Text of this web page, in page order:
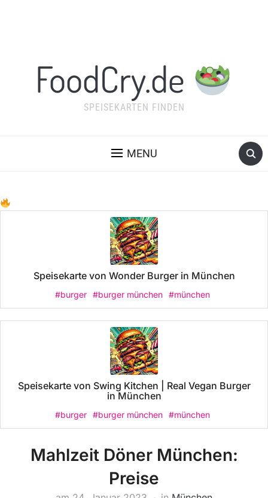
FoodCry.de
SPEISEKARTEN FINDEN
MENU
Speisekarte von Wonder Burger in München
#burger #burger münchen #münchen
Speisekarte von Swing Kitchen | Real Vegan Burger
in München
#burger #burger münchen #münchen
Mahlzeit Döner München:
Preise